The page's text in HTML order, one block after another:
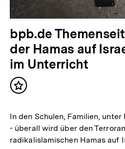
bpb.de
der Hamas auf
im Unterricht
Inhalt
In den Schulen, Familien,
- überall wird über den
radikalislamischen Hamas auf